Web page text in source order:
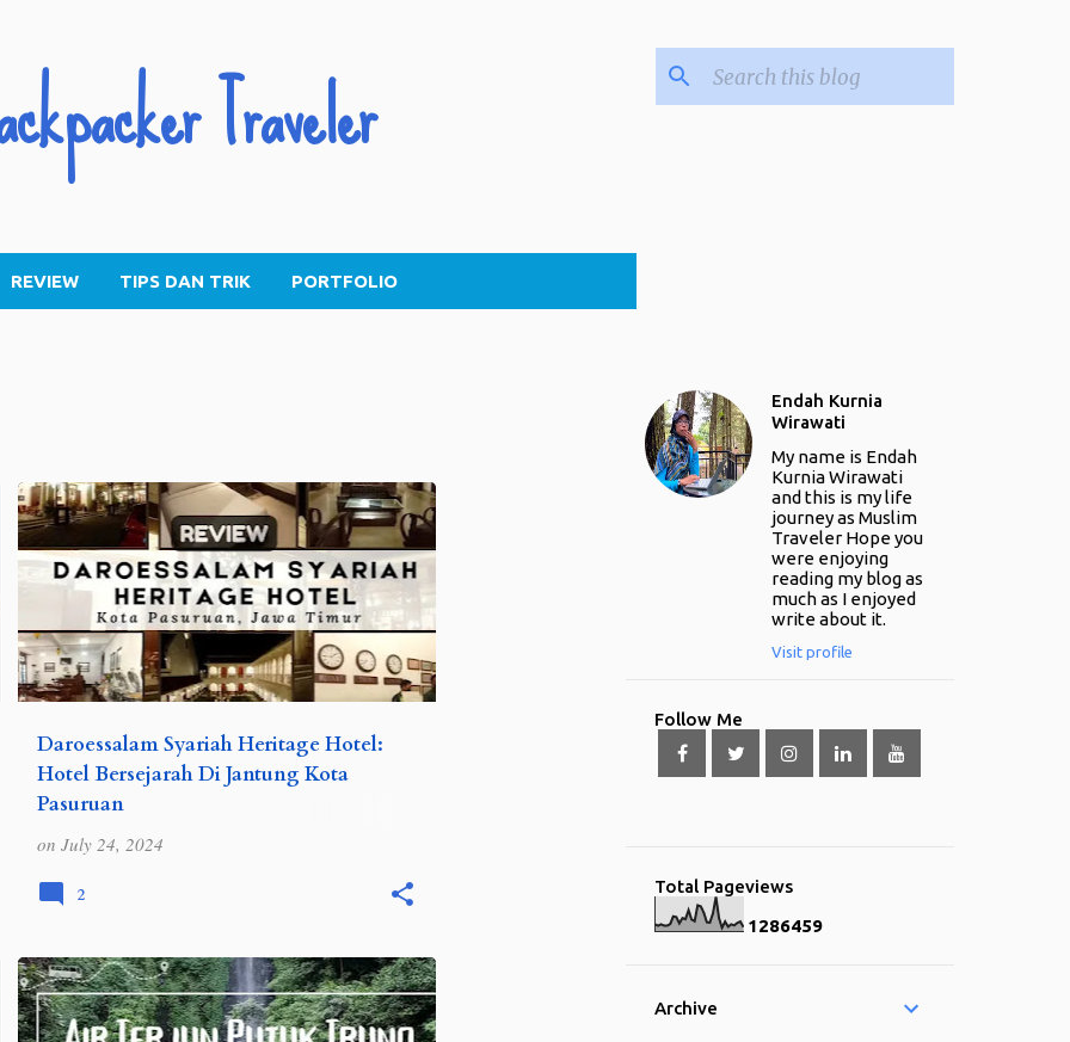
Traveler
REVIEW TIPS DAN TRIK PORTFOLIO
Daroessalam Syariah Heritage Hotel:
Hotel Bersejarah Di Jantung Kota
Pasuruan
Wilayah Pasuruan sebenarnya terpecah
dan kota. Wilayah kota tentu saja lebih
kecil ketimbang wilayah kabupaten yang
on July 24, 2024
INDONESIA JAWA JAWA TIMUR REVIEW
2
INDONESIA JAWA JAWA TIMUR
Endah Kurnia
Wirawati
My name is Endah
Kurnia Wirawati
and this is my life
journey as Muslim
Traveler Hope you
were enjoying
reading my blog as
much as I enjoyed
write about it.
Visit profile
Follow Me
Total Pageviews
1286459
Archive